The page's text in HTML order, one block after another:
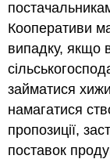
Кооперативи
випадку, якщо
займатися
намагатися
пропозиції,
поставок